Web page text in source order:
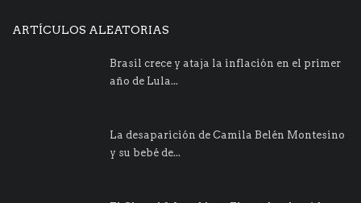
ARTÍCULOS ALEATORIAS
Brasil crece y ataja la inflación en el primer
año de Lula...
La desaparición de Camila Belén Montesino
y su bebé de...